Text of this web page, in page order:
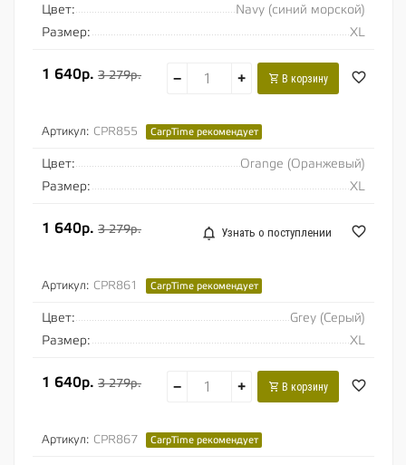
Цвет:
Navy (синий морской)
Размер:
XL
1 640р. 3 279р. − + В корзину
Артикул: CPR855 CarpTime рекомендует
Цвет:
Orange (Оранжевый)
Размер:
XL
1 640р. 3 279р. Узнать о поступлении
Артикул: CPR861 CarpTime рекомендует
Цвет:
Grey (Серый)
Размер:
XL
1 640р. 3 279р. − + В корзину
Артикул: CPR867 CarpTime рекомендует